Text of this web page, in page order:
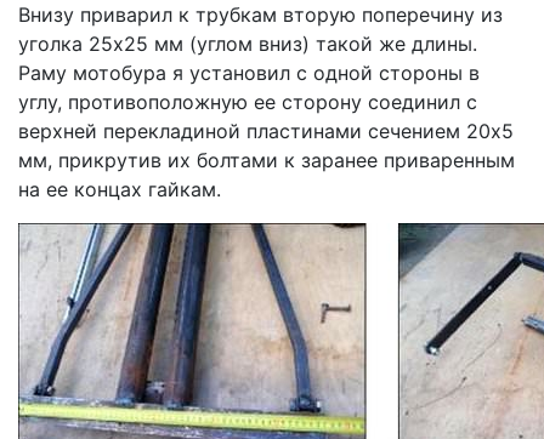
Внизу приварил к трубкам вторую поперечину из
уголка 25х25 мм (углом вниз) такой же длины.
Раму мотобура я установил с одной стороны в
углу, противоположную ее сторону соединил с
верхней перекладиной пластинами сечением 20х5
мм, прикрутив их болтами к заранее приваренным
на ее концах гайкам.